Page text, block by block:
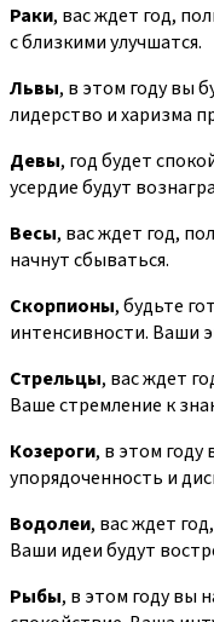
Раки, вас ждет год,
с близкими улучшатся.
Львы, в этом году вы
лидерство и харизма
Девы, год будет
усердие будут
Весы, вас ждет год,
начнут сбываться.
Скорпионы, будьте
интенсивности. Ваши
Стрельцы, вас ждет
Ваше стремление к
Козероги, в этом году
упорядоченность и
Водолеи, вас ждет
Ваши идеи будут
Рыбы, в этом году вы